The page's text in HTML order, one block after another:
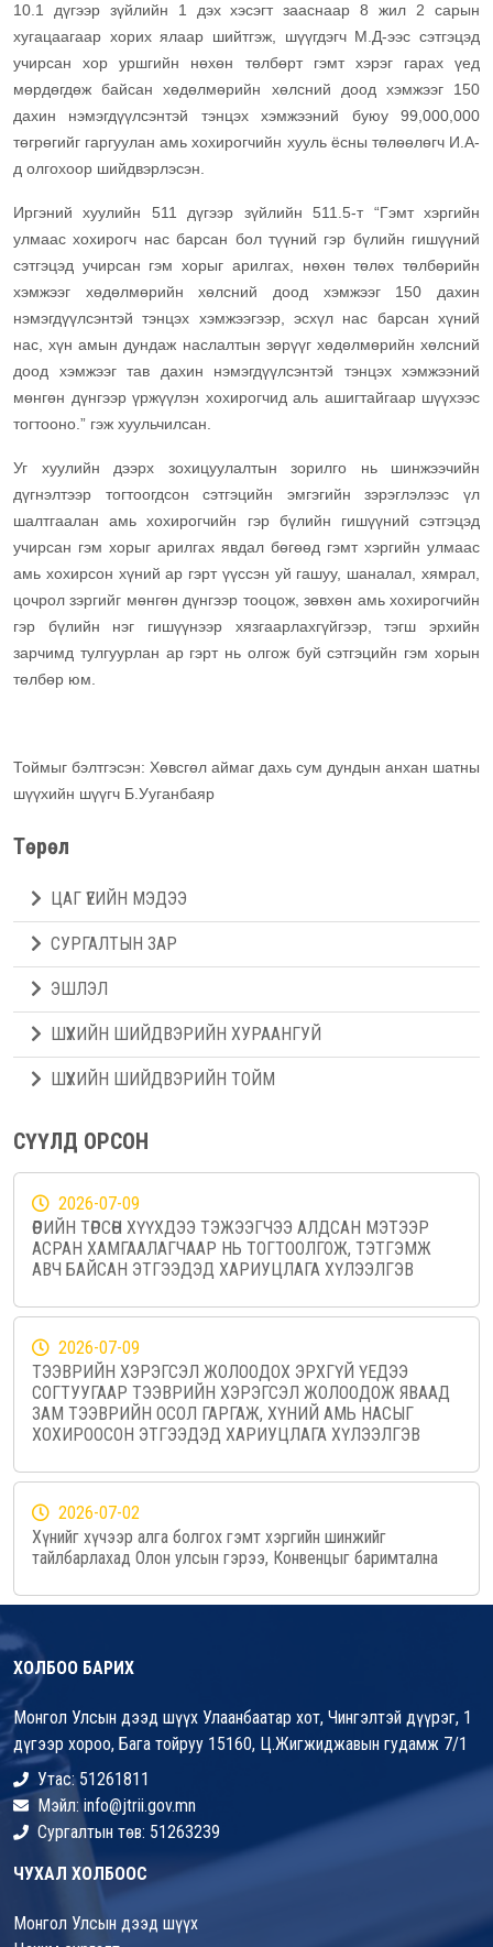
10.1 дүгээр зүйлийн 1 дэх хэсэгт зааснаар 8 жил 2 сарын
хугацаагаар хорих ялаар шийтгэж, шүүгдэгч М.Д-ээс сэтгэцэд
учирсан хор уршгийн нөхөн төлбөрт гэмт хэрэг гарах үед
мөрдөгдөж байсан хөдөлмөрийн хөлсний доод хэмжээг 150
дахин нэмэгдүүлсэнтэй тэнцэх хэмжээний буюу 99,000,000
төгрөгийг гаргуулан амь хохирогчийн хууль ёсны төлөөлөгч И.А-
д олгохоор шийдвэрлэсэн.
Иргэний хуулийн 511 дүгээр зүйлийн 511.5-т “Гэмт хэргийн
улмаас хохирогч нас барсан бол түүний гэр бүлийн гишүүний
сэтгэцэд учирсан гэм хорыг арилгах, нөхөн төлөх төлбөрийн
хэмжээг хөдөлмөрийн хөлсний доод хэмжээг 150 дахин
нэмэгдүүлсэнтэй тэнцэх хэмжээгээр, эсхүл нас барсан хүний
нас, хүн амын дундаж наслалтын зөрүүг хөдөлмөрийн хөлсний
доод хэмжээг тав дахин нэмэгдүүлсэнтэй тэнцэх хэмжээний
мөнгөн дүнгээр үржүүлэн хохирогчид аль ашигтайгаар шүүхээс
тогтооно.” гэж хуульчилсан.
Уг хуулийн дээрх зохицуулалтын зорилго нь шинжээчийн
дүгнэлтээр тогтоогдсон сэтгэцийн эмгэгийн зэрэглэлээс үл
шалтгаалан амь хохирогчийн гэр бүлийн гишүүний сэтгэцэд
учирсан гэм хорыг арилгах явдал бөгөөд гэмт хэргийн улмаас
амь хохирсон хүний ар гэрт үүссэн уй гашуу, шаналал, хямрал,
цочрол зэргийг мөнгөн дүнгээр тооцож, зөвхөн амь хохирогчийн
гэр бүлийн нэг гишүүнээр хязгаарлахгүйгээр, тэгш эрхийн
зарчимд тулгуурлан ар гэрт нь олгож буй сэтгэцийн гэм хорын
төлбөр юм.
Тоймыг бэлтгэсэн: Хөвсгөл аймаг дахь сум дундын анхан шатны
шүүхийн шүүгч Б.Ууганбаяр
Төрөл
ЦАГ ҮЕИЙН МЭДЭЭ
СУРГАЛТЫН ЗАР
ЭШЛЭЛ
ШҮҮХИЙН ШИЙДВЭРИЙН ХУРААНГУЙ
ШҮҮХИЙН ШИЙДВЭРИЙН ТОЙМ
СҮҮЛД ОРСОН
2026-07-09
ӨӨРИЙН ТӨРСӨН ХҮҮХДЭЭ ТЭЖЭЭГЧЭЭ АЛДСАН МЭТЭЭР
АСРАН ХАМГААЛАГЧААР НЬ ТОГТООЛГОЖ, ТЭТГЭМЖ
АВЧ БАЙСАН ЭТГЭЭДЭД ХАРИУЦЛАГА ХҮЛЭЭЛГЭВ
2026-07-09
ТЭЭВРИЙН ХЭРЭГСЭЛ ЖОЛООДОХ ЭРХГҮЙ ҮЕДЭЭ
СОГТУУГААР ТЭЭВРИЙН ХЭРЭГСЭЛ ЖОЛООДОЖ ЯВААД
ЗАМ ТЭЭВРИЙН ОСОЛ ГАРГАЖ, ХҮНИЙ АМЬ НАСЫГ
ХОХИРООСОН ЭТГЭЭДЭД ХАРИУЦЛАГА ХҮЛЭЭЛГЭВ
2026-07-02
Хүнийг хүчээр алга болгох гэмт хэргийн шинжийг
тайлбарлахад Олон улсын гэрээ, Конвенцыг баримтална
ХОЛБОО БАРИХ
Монгол Улсын дээд шүүх Улаанбаатар хот, Чингэлтэй дүүрэг, 1
дүгээр хороо, Бага тойруу 15160, Ц.Жигжиджавын гудамж 7/1
Утас: 51261811
Мэйл: info@jtrii.gov.mn
Сургалтын төв: 51263239
ЧУХАЛ ХОЛБООС
Монгол Улсын дээд шүүх